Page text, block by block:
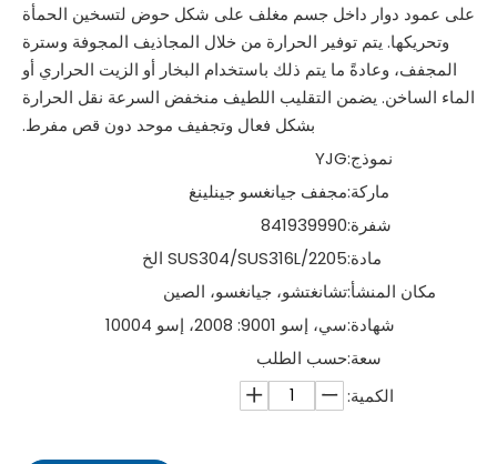
على عمود دوار داخل جسم مغلف على شكل حوض لتسخين الحمأة
وتحريكها. يتم توفير الحرارة من خلال المجاذيف المجوفة وسترة
المجفف، وعادةً ما يتم ذلك باستخدام البخار أو الزيت الحراري أو
الماء الساخن. يضمن التقليب اللطيف منخفض السرعة نقل الحرارة
بشكل فعال وتجفيف موحد دون قص مفرط.
نموذج:YJG
ماركة:مجفف جيانغسو جينلينغ
شفرة:841939990
مادة:SUS304/SUS316L/2205 الخ
مكان المنشأ:تشانغتشو، جيانغسو، الصين
شهادة:سي، إسو 9001: 2008، إسو 10004
سعة:حسب الطلب
الكمية: